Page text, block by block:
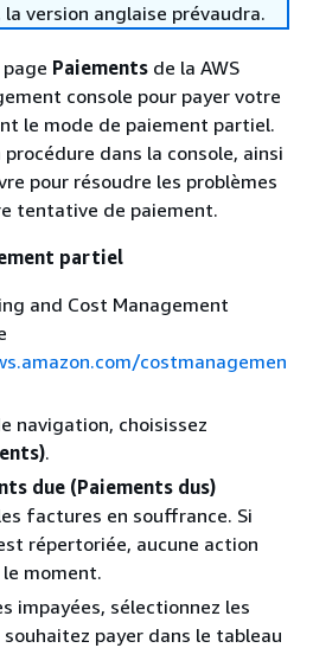
version anglaise prévaudra.
Paiements de la AWS
console pour payer votre
le mode de paiement partiel.
dans la console, ainsi
pour résoudre les problèmes
tentative de paiement.
partiel
and Cost Management
costmanagemen
navigation, choisissez
.
due (Paiements dus)
factures en souffrance. Si
répertoriée, aucune action
moment.
impayées, sélectionnez les
payer dans le tableau